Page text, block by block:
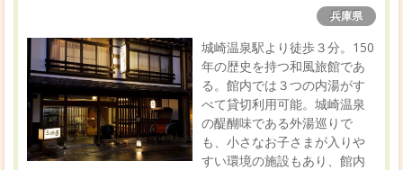
兵庫県
城崎温泉駅より徒歩３分。150
年の歴史を持つ和風旅館であ
る。館内では３つの内湯がす
べて貸切利用可能。城崎温泉
の醍醐味である外湯巡りで
も、小さなお子さまが入りや
すい環境の施設もあり、館内